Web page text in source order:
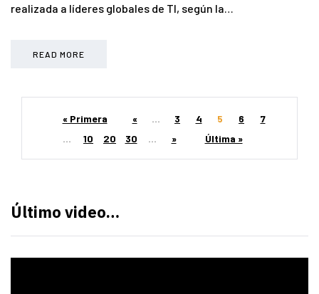
realizada a líderes globales de TI, según la…
READ MORE
« Primera « ... 3 4 5 6
7
...
10 20 30 ... » Última »
Último video…